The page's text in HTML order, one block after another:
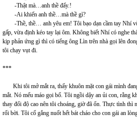
-Thật mà…anh thề đấy.!
-Ai khiến anh thề…mà thề gì?
-Thề, thề… anh yêu em! Tôi bạo dạn cầm tay Nhí
gấp, vừa định kéo tay lại ôm. Không biết Nhí có nghe
kịp phản ứng gì thì có tiếng ông Lìn trên nhà gọi lên
tôi chạy vụt đi.
***
Khi tôi mở mắt ra, thấy khuôn mặt con gái mình
mắt. Nó mếu máo gọi bố. Tôi ngồi dậy an ủi con, rằng
thay đổi độ cao nên tôi choáng, giờ đã ổn. Thực tình
rối bời. Tôi cố gắng nuốt hết bát cháo cho con gái an